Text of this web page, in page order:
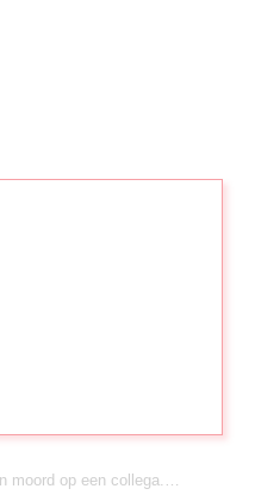
moord op een collega.…